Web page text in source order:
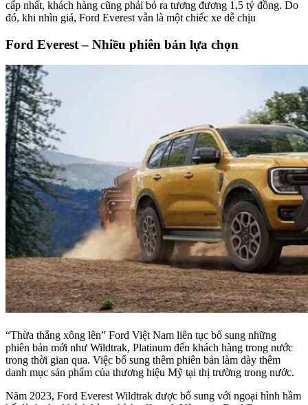
cấp nhất, khách hàng cũng phải bỏ ra tương đương 1,5 tỷ đồng. Do
đó, khi nhìn giá, Ford Everest vẫn là một chiếc xe dễ chịu
Ford Everest – Nhiều phiên bản lựa chọn
“Thừa thắng xông lên” Ford Việt Nam liên tục bổ sung những
phiên bản mới như Wildtrak, Platinum đến khách hàng trong nước
trong thời gian qua. Việc bổ sung thêm phiên bản làm dày thêm
danh mục sản phẩm của thương hiệu Mỹ tại thị trường trong nước.
Năm 2023, Ford Everest Wildtrak được bổ sung với ngoại hình hầm